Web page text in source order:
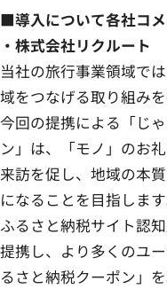
■導入について各社コ
・株式会社リクルート
当社の旅行事業領域で
域をつなげる取り組み
今回の提携による「じ
ン」は、「モノ」のお
来訪を促し、地域の本
になることを目指します
ふるさと納税サイト認
提携し、より多くのユ
るさと納税クーポン」